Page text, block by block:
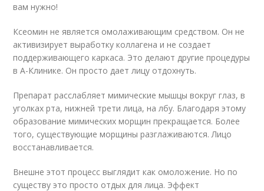
вам нужно!
Ксеомин не является омолаживающим средством. Он не
активизирует выработку коллагена и не создает
поддерживающего каркаса. Это делают другие процедуры
в А-Клинике. Он просто дает лицу отдохнуть.
Препарат расслабляет мимические мышцы вокруг глаз, в
уголках рта, нижней трети лица, на лбу. Благодаря этому
образование мимических морщин прекращается. Более
того, существующие морщины разглаживаются. Лицо
восстанавливается.
Внешне этот процесс выглядит как омоложение. Но по
существу это просто отдых для лица. Эффект